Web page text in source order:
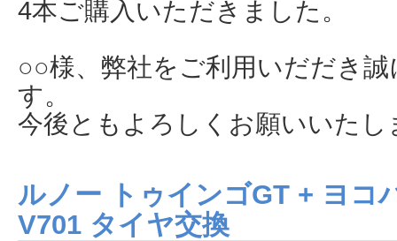
4本ご購入いただきました。
○○様、弊社をご利用いだだき
す。
今後ともよろしくお願いいたし
ルノー トゥインゴGT + ヨコ
V701 タイヤ交換